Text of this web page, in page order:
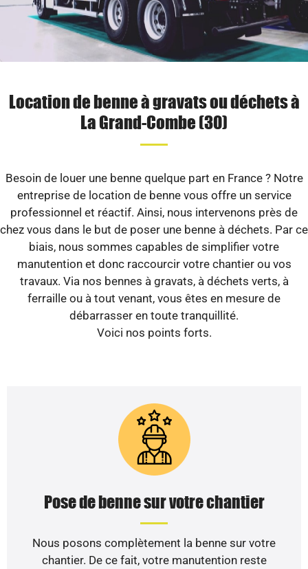
Location de benne à gravats ou déchets à
La Grand-Combe (30)
Besoin de louer une benne quelque part en France ? Notre
entreprise de location de benne vous offre un service
professionnel et réactif. Ainsi, nous intervenons près de
chez vous dans le but de poser une benne à déchets. Par ce
biais, nous sommes capables de simplifier votre
manutention et donc raccourcir votre chantier ou vos
travaux. Via nos bennes à gravats, à déchets verts, à
ferraille ou à tout venant, vous êtes en mesure de
débarrasser en toute tranquillité.
Voici nos points forts.
Pose de benne sur votre chantier
Nous posons complètement la benne sur votre
chantier. De ce fait, votre manutention reste